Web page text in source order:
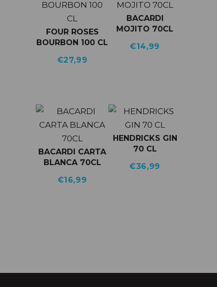
FOUR ROSES
BOURBON 100 CL
€27,99
BACARDI
MOJITO 70CL
€14,99
BACARDI CARTA
BLANCA 70CL
€16,99
HENDRICKS GIN
70 CL
€36,99